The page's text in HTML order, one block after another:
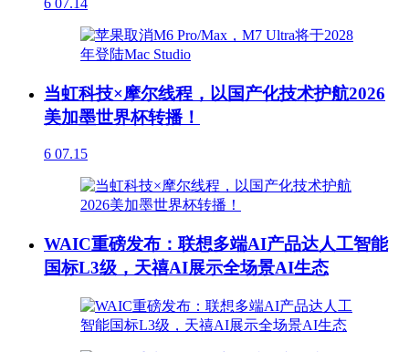
当虹科技×摩尔线程，以国产化技术护航2026
美加墨世界杯转播！
6 07.15
WAIC重磅发布：联想多端AI产品达人工智能
国标L3级，天禧AI展示全场景AI生态